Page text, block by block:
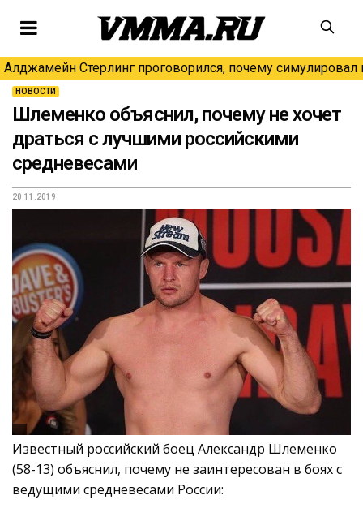
Алджамейн Стерлинг проговорился, почему симулировал
НОВОСТИ
Шлеменко объяснил, почему не хочет
драться с лучшими российскими
средневесами
20.11.2019
Известный российский боец Александр Шлеменко
(58-13) объяснил, почему не заинтересован в боях с
ведущими средневесами России: